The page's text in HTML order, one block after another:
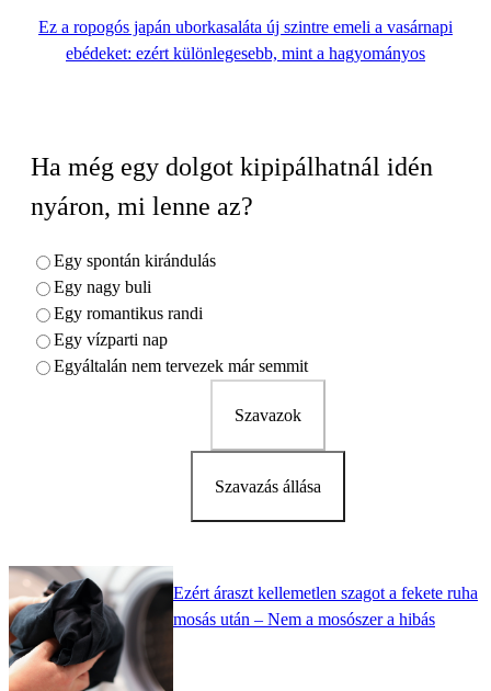
Ez a ropogós japán uborkasaláta új szintre emeli a vasárnapi
ebédeket: ezért különlegesebb, mint a hagyományos
Ha még egy dolgot kipipálhatnál idén
nyáron, mi lenne az?
Egy spontán kirándulás
Egy nagy buli
Egy romantikus randi
Egy vízparti nap
Egyáltalán nem tervezek már semmit
Szavazok
Szavazás állása
Ezért áraszt kellemetlen szagot a fekete ruha
mosás után – Nem a mosószer a hibás